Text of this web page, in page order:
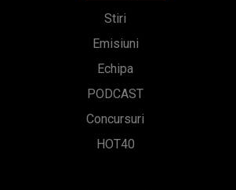
Stiri
Emisiuni
Echipa
PODCAST
Concursuri
HOT40